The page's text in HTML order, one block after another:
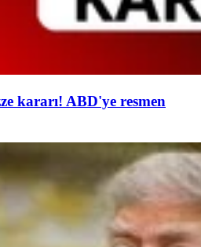
kararı! ABD'ye resmen